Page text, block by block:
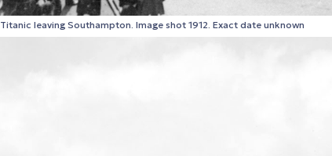
Titanic leaving Southampton. Image shot 1912. Exact date unknown